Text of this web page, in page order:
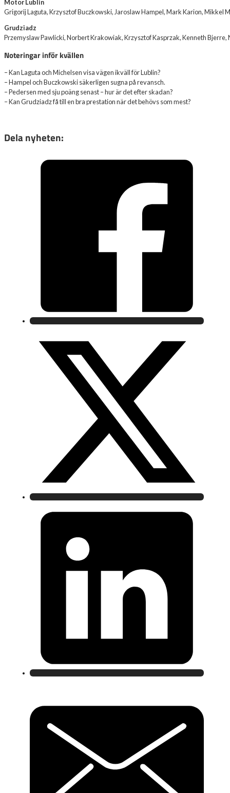
Motor Lublin
Grigorij Laguta, Krzysztof Buczkowski, Jaroslaw Hampel, Mark Karion, Mikkel
Grudziadz
Przemyslaw Pawlicki, Norbert Krakowiak, Krzysztof Kasprzak, Kenneth
Noteringar inför kvällen
– Kan Laguta och Michelsen visa vägen ikväll för Lublin?
– Hampel och Buczkowski säkerligen sugna på revansch.
– Pedersen med sju poäng senast – hur är det efter skadan?
– Kan Grudziadz få till en bra prestation när det behövs som mest?
Dela nyheten: